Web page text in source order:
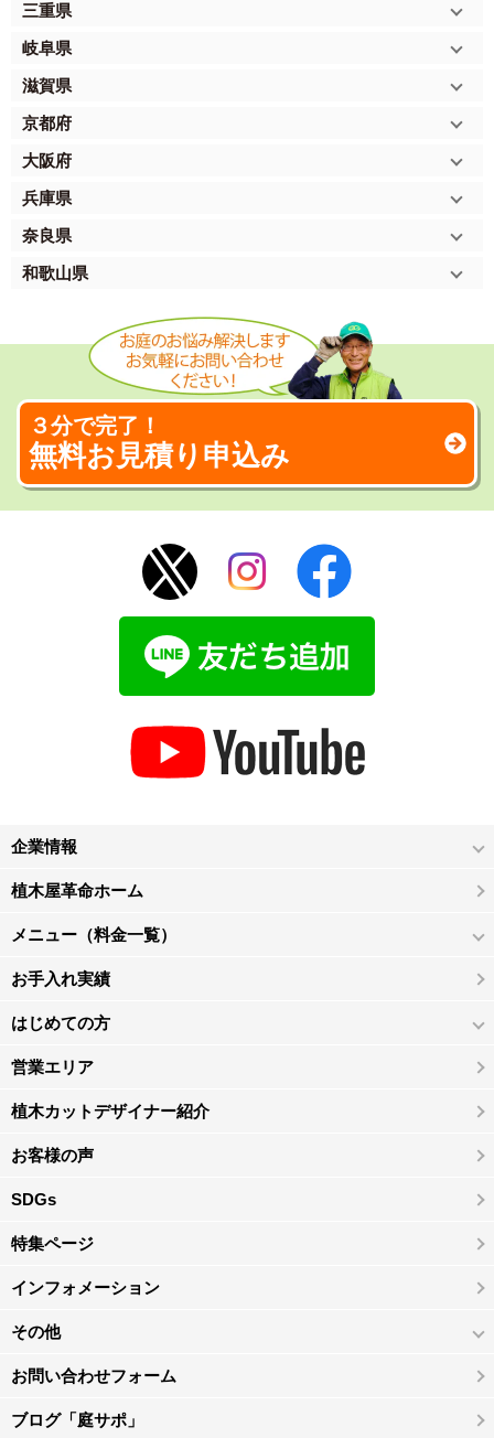
三重県
岐阜県
滋賀県
京都府
大阪府
兵庫県
奈良県
和歌山県
３分で完了！
無料お見積り申込み
企業情報
植木屋革命ホーム
メニュー（料金一覧）
お手入れ実績
はじめての方
営業エリア
植木カットデザイナー紹介
お客様の声
SDGs
特集ページ
インフォメーション
その他
お問い合わせフォーム
ブログ「庭サポ」